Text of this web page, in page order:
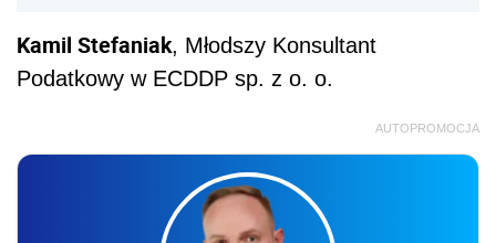
Kamil Stefaniak, Młodszy Konsultant
Podatkowy w ECDDP sp. z o. o.
AUTOPROMOCJA